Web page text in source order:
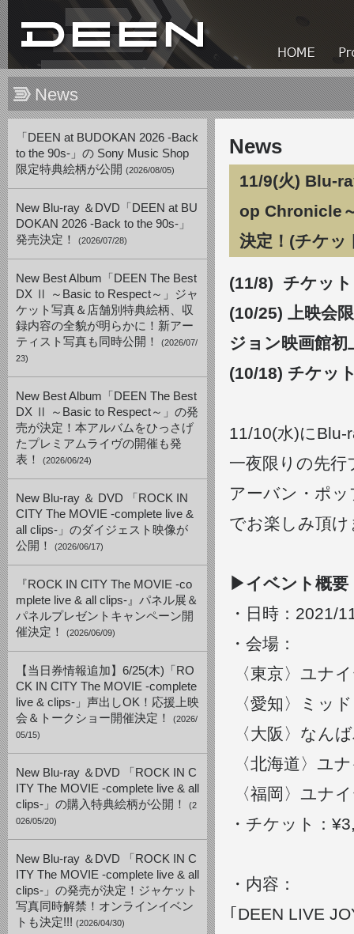
News
「DEEN at BUDOKAN 2026 -Back
to the 90s-」の Sony Music Shop
限定特典絵柄が公開 (2026/08/05)
New Blu-ray ＆DVD「DEEN at BU
DOKAN 2026 -Back to the 90s-」
発売決定！
(2026/07/28)
New Best Album「DEEN The Best
DX Ⅱ ～Basic to Respect～」ジャ
ケット写真＆店舗別特典絵柄、収
録内容の全貌が明らかに！新アー
ティスト写真も同時公開！
(2026/07/
23)
New Best Album「DEEN The Best
DX Ⅱ ～Basic to Respect～」の発
売が決定！本アルバムをひっさげ
たプレミアムライヴの開催も発
表！
(2026/06/24)
New Blu-ray ＆ DVD 「ROCK IN
CITY The MOVIE -complete live &
all clips-」のダイジェスト映像が
公開！
(2026/06/17)
『ROCK IN CITY The MOVIE -co
mplete live & all clips-』パネル展＆
パネルプレゼントキャンペーン開
催決定！
(2026/06/09)
【当日券情報追加】6/25(木)「RO
CK IN CITY The MOVIE -complete
live & clips-」声出しOK！応援上映
会＆トークショー開催決定！
(2026/
05/15)
New Blu-ray ＆DVD 「ROCK IN C
ITY The MOVIE -complete live & all
clips-」の購入特典絵柄が公開！
(2
026/05/20)
New Blu-ray ＆DVD 「ROCK IN C
ITY The MOVIE -complete live & all
clips-」の発売が決定！ジャケット
写真同時解禁！オンラインイベン
トも決定!!! (2026/04/30)
News
11/9(火) Blu-
op Chronicle
決定！(チケッ
(11/8) チケット
(10/25) 上映会
ジョン映画館初
(10/18) チケッ
11/10(水)にBlu-
一夜限りの先行
アーバン・ポ
でお楽しみ頂け
▶︎イベント概要
・日時：2021/
・会場：
〈東京〉ユナ
〈愛知〉ミッ
〈大阪〉なん
〈北海道〉ユ
〈福岡〉ユナ
・チケット：
・内容：
｢DEEN LIVE